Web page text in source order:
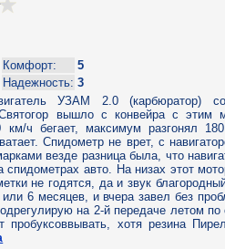
Комфорт:
5
Надежность: 3
УЗАМ 2.0 (карбюратор) со
вышло с конвейра с этим
км/ч бегает, максимум разгонял
Спидометр не врет, с
везде разница была, что
авто. На низах этот
не годятся, да и звук
6 месяцев, и вчера завел без
на 2-й передаче летом
пробуксоввывать, хотя резина